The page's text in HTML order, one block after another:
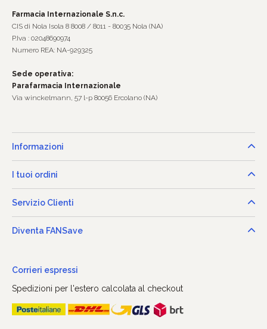
Farmacia Internazionale S.n.c.
CIS di Nola Isola 8 8008 / 8011 - 80035 Nola (NA)
P.Iva : 02048690974
Numero REA: NA-929325
Sede operativa:
Parafarmacia Internazionale
Via winckelmann, 57 l-p 80056 Ercolano (NA)
Informazioni
I tuoi ordini
Servizio Clienti
Diventa FANSave
Corrieri espressi
Spedizioni per l'estero calcolata al checkout